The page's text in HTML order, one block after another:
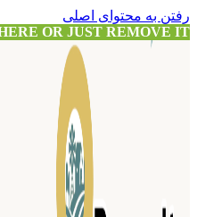
رفتن به محتوای اصلی
OR JUST REMOVE IT…